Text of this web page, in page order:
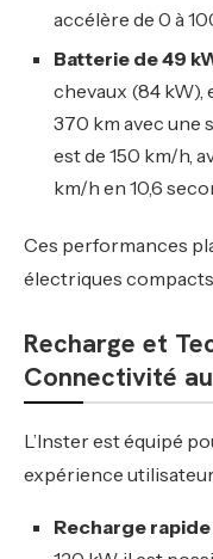
accélère de 0 à
Batterie de 49
chevaux (84 kW),
370 km avec une
est de 150 km/h,
km/h en 10,6
Ces performances
électriques
Recharge et
Connectivité
L’Inster est équipé
expérience
Recharge rapide